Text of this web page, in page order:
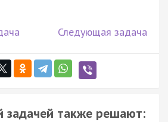
Следующая задача
задачей также решают: